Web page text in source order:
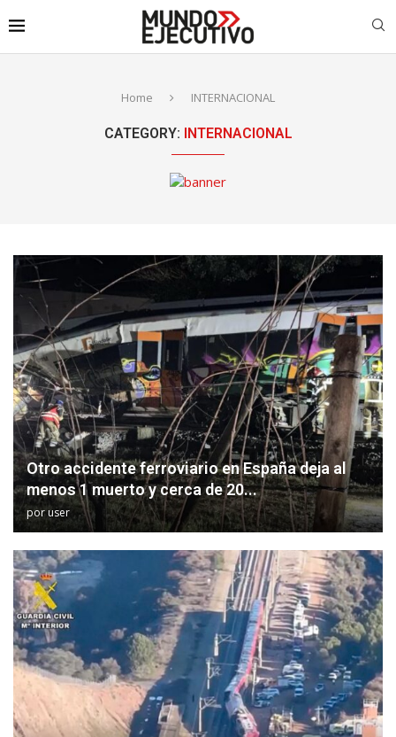
Home INTERNACIONAL
CATEGORY: INTERNACIONAL
Otro accidente ferroviario en España deja al
menos 1 muerto y cerca de 20...
poruser